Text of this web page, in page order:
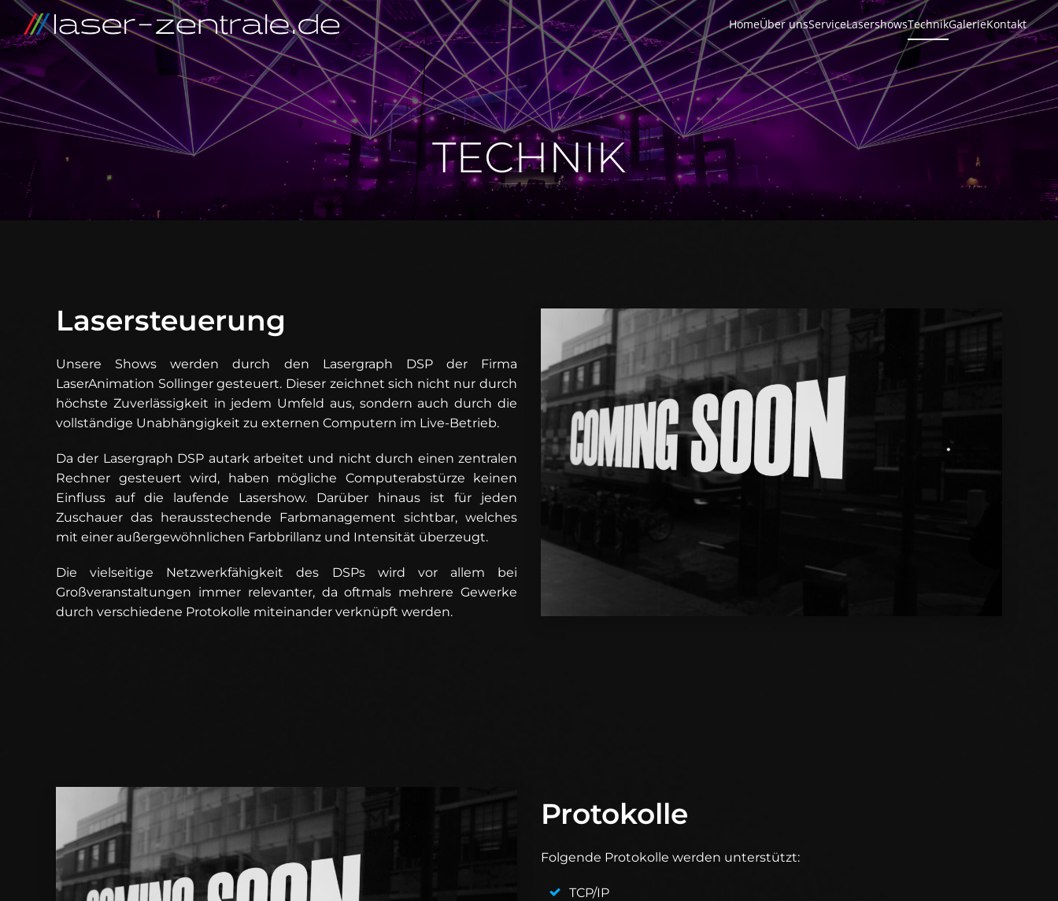
HomeÜber unsServiceLasershowsTechnikGalerieKontakt
TECHNIK
Lasersteuerung
Unsere Shows werden durch den Lasergraph DSP der Firma
LaserAnimation Sollinger gesteuert. Dieser zeichnet sich nicht nur durch
höchste Zuverlässigkeit in jedem Umfeld aus, sondern auch durch die
vollständige Unabhängigkeit zu externen Computern im Live-Betrieb.
Da der Lasergraph DSP autark arbeitet und nicht durch einen zentralen
Rechner gesteuert wird, haben mögliche Computerabstürze keinen
Einfluss auf die laufende Lasershow. Darüber hinaus ist für jeden
Zuschauer das herausstechende Farbmanagement sichtbar, welches
mit einer außergewöhnlichen Farbbrillanz und Intensität überzeugt.
Die vielseitige Netzwerkfähigkeit des DSPs wird vor allem bei
Großveranstaltungen immer relevanter, da oftmals mehrere Gewerke
durch verschiedene Protokolle miteinander verknüpft werden.
Protokolle
Folgende Protokolle werden unterstützt:
TCP/IP